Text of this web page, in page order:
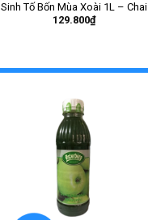
Sinh Tố Bốn Mùa Xoài 1L – Chai
129.800₫